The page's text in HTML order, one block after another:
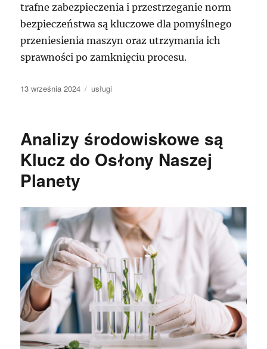
trafne zabezpieczenia i przestrzeganie norm
bezpieczeństwa są kluczowe dla pomyślnego
przeniesienia maszyn oraz utrzymania ich
sprawności po zamknięciu procesu.
Data
13 września 2024 Kategorie
usługi
Analizy środowiskowe są
Klucz do Osłony Naszej
Planety